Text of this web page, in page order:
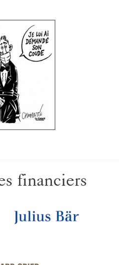
financiers